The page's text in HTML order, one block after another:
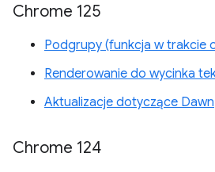
Chrome 125
Podgrupy (funkcja w trakcie
Renderowanie do wycinka
Aktualizacje dotyczące Dawn
Chrome 124